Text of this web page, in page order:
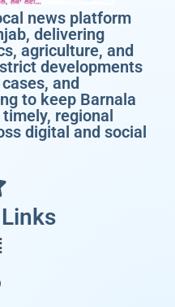
news platform
delivering
agriculture, and
developments
and
to keep Barnala
regional
digital and social